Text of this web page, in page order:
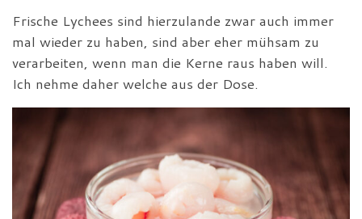
Frische Lychees sind hierzulande zwar auch immer
mal wieder zu haben, sind aber eher mühsam zu
verarbeiten, wenn man die Kerne raus haben will.
Ich nehme daher welche aus der Dose.